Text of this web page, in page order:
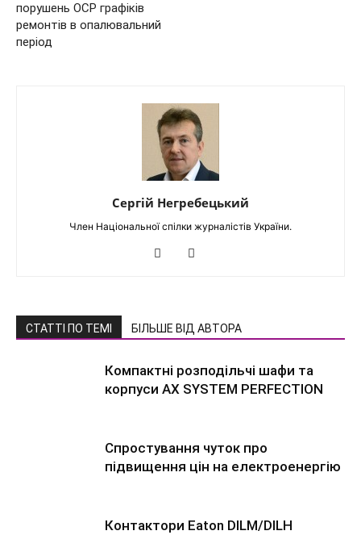
порушень ОСР графіків
ремонтів в опалювальний
період
Сергій Негребецький
Член Національної спілки журналістів України.
СТАТТІ ПО ТЕМІ БІЛЬШЕ ВІД АВТОРА
Компактні розподільчі шафи та
корпуси AX SYSTEM PERFECTION
Спростування чуток про
підвищення цін на електроенергію
Контактори Eaton DILM/DILH